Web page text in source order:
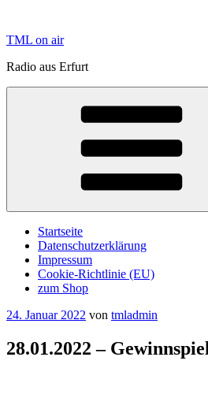
springen
TML on air
Radio aus Erfurt
Startseite
Datenschutzerklärung
Impressum
Cookie-Richtlinie (EU)
zum Shop
Veröffentlicht
24. Januar 2022 von tmladmin
28.01.2022 –